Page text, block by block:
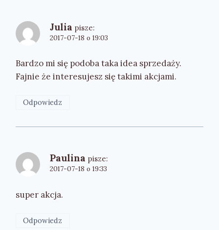
Julia pisze:
2017-07-18 o 19:03
Bardzo mi się podoba taka idea sprzedaży.
Fajnie że interesujesz się takimi akcjami.
Odpowiedz
Paulina pisze:
2017-07-18 o 19:33
super akcja.
Odpowiedz